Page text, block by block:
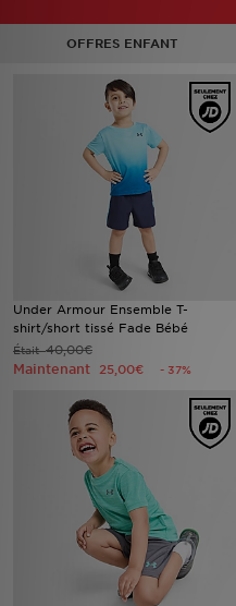
OFFRES ENFANT
Under Armour Ensemble T-
shirt/short tissé Fade Bébé
Était40,00€
Maintenant 25,00€ - 37%
Suivre Ma Commande
Service client
Nos Magasins
Télécharge l'Appli